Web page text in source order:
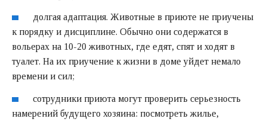
долгая адаптация. Животные в приюте не приучены
к порядку и дисциплине. Обычно они содержатся в
вольерах на 10-20 животных, где едят, спят и ходят в
туалет. На их приучение к жизни в доме уйдет немало
времени и сил;
сотрудники приюта могут проверить серьезность
намерений будущего хозяина: посмотреть жилье,